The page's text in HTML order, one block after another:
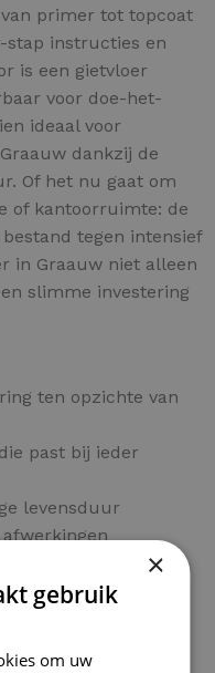
primer tot topcoat
instructies en
is een gietvloer
voor doe-het-
ideaal voor
dankzij de
Of het nu gaat om
of kantoorruimte: de
tegen intensief
in Graauw niet alleen
slimme investering
ten opzichte van
past bij ieder
levensduur
in Graauw
in Graauw
normale kosten?
het-zelf pakket en
×
gebruik
om uw